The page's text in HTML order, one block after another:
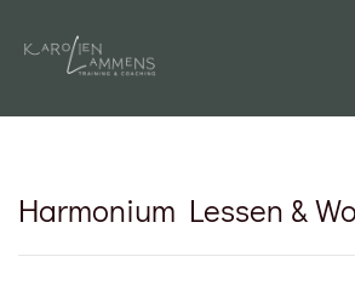
Harmonium Lessen &